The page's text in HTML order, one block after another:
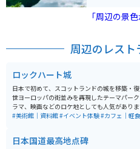
綺麗です。道は
す。バイクでも
「周辺の景
周辺のレスト
ロックハート城
日本で初めて、スコットランドの城を移築・
世ヨーロッパの街並みを再現したテーマパー
ラマ、映画などのロケ地としても人気があり
0着の豪華ドレスを試せる「プリンセス体験」
#美術館｜資料館#イベント体験#カフェ｜軽食
日本国道最高地点碑